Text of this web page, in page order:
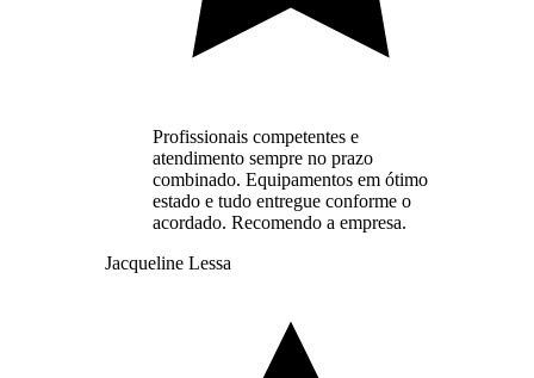
Profissionais competentes e
atendimento sempre no prazo
combinado. Equipamentos em ótimo
estado e tudo entregue conforme o
acordado. Recomendo a empresa.
Jacqueline Lessa